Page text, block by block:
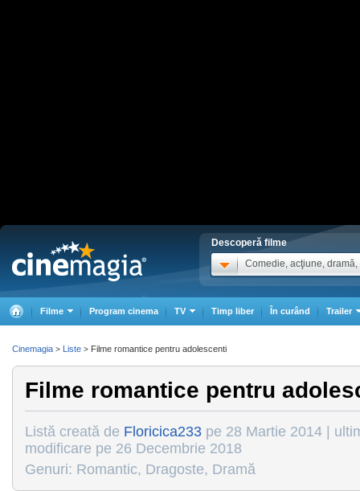
Descoperă filme
Comedie, acţiune, dramă,
Filme Program cinema TV Timp liber În curând Trailer
Filme romantice pentru
Listă creată de Floricica233 pe 28 Martie 2014 |
modificare pe 26 Decembrie 2018
Genuri: Romantic, Dragoste, Dramă
Cinemagia > Liste > Filme romantice pentru adolescenti